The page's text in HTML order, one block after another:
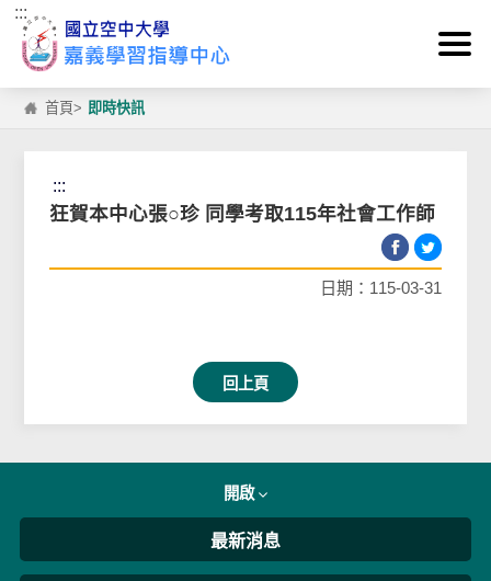
跳到主要內容區塊
:::
首頁> 即時快訊
:::
狂賀本中心張○珍 同學考取115年社會工作師
日期：115-03-31
回上頁
開啟
最新消息